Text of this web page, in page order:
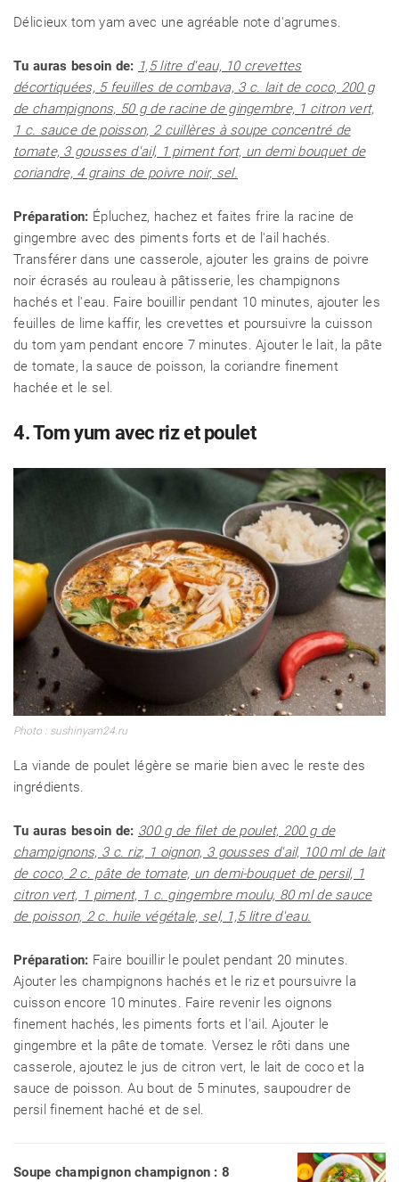
Délicieux tom yam avec une agréable note d'agrumes.
Tu auras besoin de: 1,5 litre d'eau, 10 crevettes
décortiquées, 5 feuilles de combava, 3 c. lait de coco, 200 g
de champignons, 50 g de racine de gingembre, 1 citron vert,
1 c. sauce de poisson, 2 cuillères à soupe concentré de
tomate, 3 gousses d'ail, 1 piment fort, un demi bouquet de
coriandre, 4 grains de poivre noir, sel.
Préparation: Épluchez, hachez et faites frire la racine de
gingembre avec des piments forts et de l'ail hachés.
Transférer dans une casserole, ajouter les grains de poivre
noir écrasés au rouleau à pâtisserie, les champignons
hachés et l'eau. Faire bouillir pendant 10 minutes, ajouter les
feuilles de lime kaffir, les crevettes et poursuivre la cuisson
du tom yam pendant encore 7 minutes. Ajouter le lait, la pâte
de tomate, la sauce de poisson, la coriandre finement
hachée et le sel.
4. Tom yum avec riz et poulet
Photo : sushinyam24.ru
La viande de poulet légère se marie bien avec le reste des
ingrédients.
Tu auras besoin de: 300 g de filet de poulet, 200 g de
champignons, 3 c. riz, 1 oignon, 3 gousses d'ail, 100 ml de lait
de coco, 2 c. pâte de tomate, un demi-bouquet de persil, 1
citron vert, 1 piment, 1 c. gingembre moulu, 80 ml de sauce
de poisson, 2 c. huile végétale, sel, 1,5 litre d'eau.
Préparation: Faire bouillir le poulet pendant 20 minutes.
Ajouter les champignons hachés et le riz et poursuivre la
cuisson encore 10 minutes. Faire revenir les oignons
finement hachés, les piments forts et l'ail. Ajouter le
gingembre et la pâte de tomate. Versez le rôti dans une
casserole, ajoutez le jus de citron vert, le lait de coco et la
sauce de poisson. Au bout de 5 minutes, saupoudrer de
persil finement haché et de sel.
Soupe champignon champignon : 8
RECETTES
CHALET D'ÉTÉ ET JARDIN